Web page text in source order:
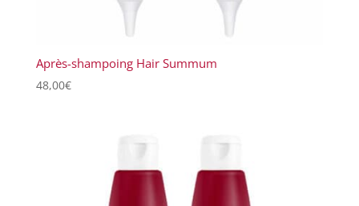
Après-shampoing Hair Summum
48,00€